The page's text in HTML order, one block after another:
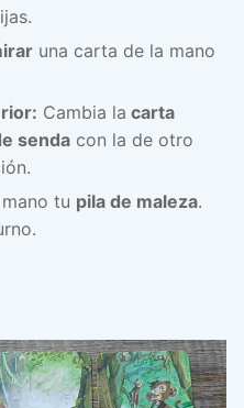
una carta de la mano
Cambia la carta
senda con la de otro
tu pila de maleza.